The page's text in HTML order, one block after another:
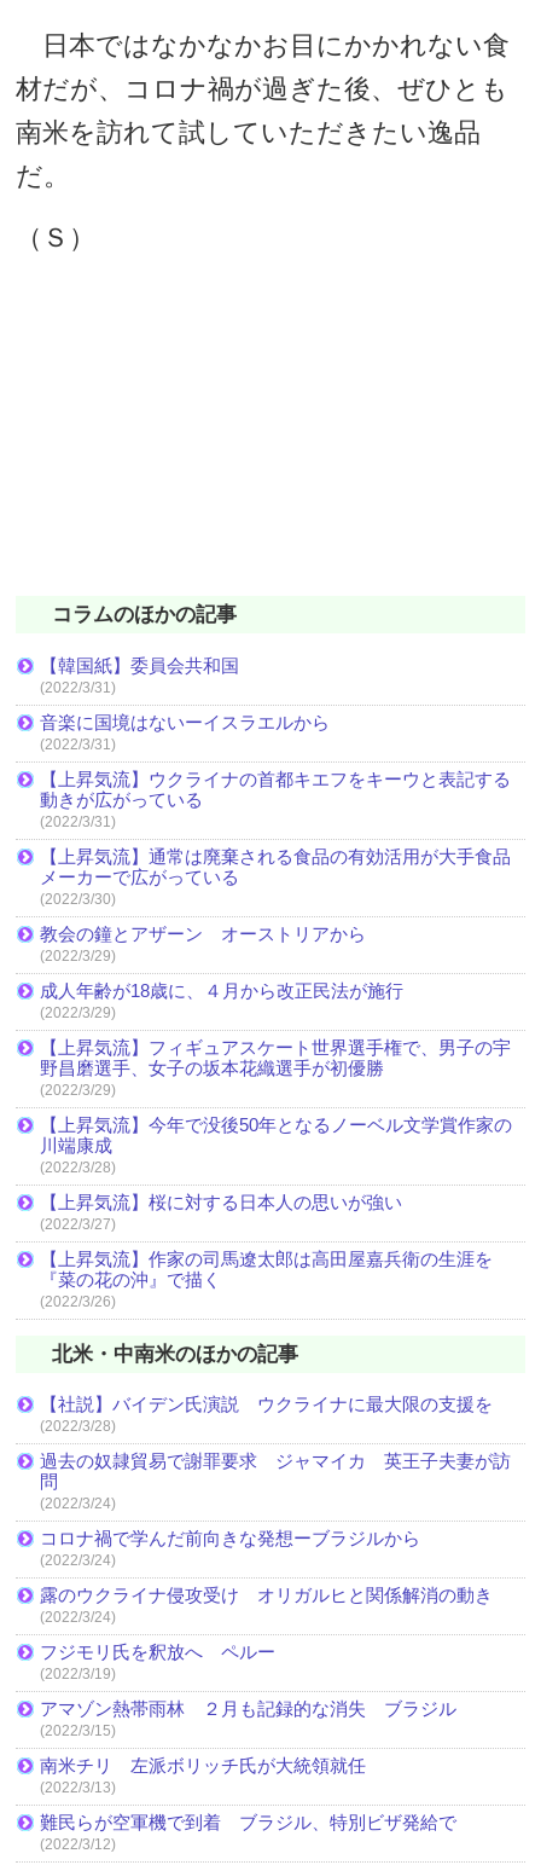
日本ではなかなかお目にかかれない食
材だが、コロナ禍が過ぎた後、ぜひとも
南米を訪れて試していただきたい逸品
だ。
（Ｓ）
コラムのほかの記事
【韓国紙】委員会共和国
(2022/3/31)
音楽に国境はないーイスラエルから
(2022/3/31)
【上昇気流】ウクライナの首都キエフをキーウと表記する
動きが広がっている
(2022/3/31)
【上昇気流】通常は廃棄される食品の有効活用が大手食品
メーカーで広がっている
(2022/3/30)
教会の鐘とアザーン オーストリアから
(2022/3/29)
成人年齢が18歳に、４月から改正民法が施行
(2022/3/29)
【上昇気流】フィギュアスケート世界選手権で、男子の宇
野昌磨選手、女子の坂本花織選手が初優勝
(2022/3/29)
【上昇気流】今年で没後50年となるノーベル文学賞作家の
川端康成
(2022/3/28)
【上昇気流】桜に対する日本人の思いが強い
(2022/3/27)
【上昇気流】作家の司馬遼太郎は高田屋嘉兵衛の生涯を
『菜の花の沖』で描く
(2022/3/26)
北米・中南米のほかの記事
【社説】バイデン氏演説 ウクライナに最大限の支援を
(2022/3/28)
過去の奴隷貿易で謝罪要求 ジャマイカ 英王子夫妻が訪
問
(2022/3/24)
コロナ禍で学んだ前向きな発想ーブラジルから
(2022/3/24)
露のウクライナ侵攻受け オリガルヒと関係解消の動き
(2022/3/24)
フジモリ氏を釈放へ ペルー
(2022/3/19)
アマゾン熱帯雨林 ２月も記録的な消失 ブラジル
(2022/3/15)
南米チリ 左派ボリッチ氏が大統領就任
(2022/3/13)
難民らが空軍機で到着 ブラジル、特別ビザ発給で
(2022/3/12)